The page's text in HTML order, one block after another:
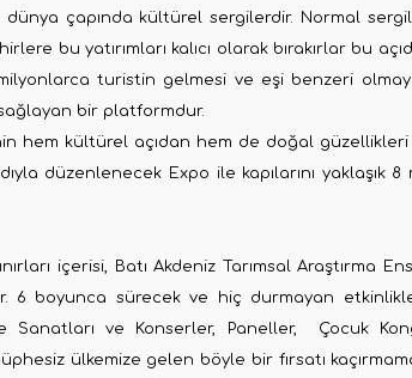
dünya çapında kültürel sergilerdir. Normal
bu yatırımları kalıcı olarak bırakırlar bu
turistin gelmesi ve eşi benzeri
sağlayan bir platformdur.
hem kültürel açıdan hem de doğal
düzenlenecek Expo ile kapılarını yaklaşık 8
içerisi, Batı Akdeniz Tarımsal Araştırma
6 boyunca sürecek ve hiç durmayan
Sanatları ve Konserler, Paneller, Çocuk
ülkemize gelen böyle bir fırsatı